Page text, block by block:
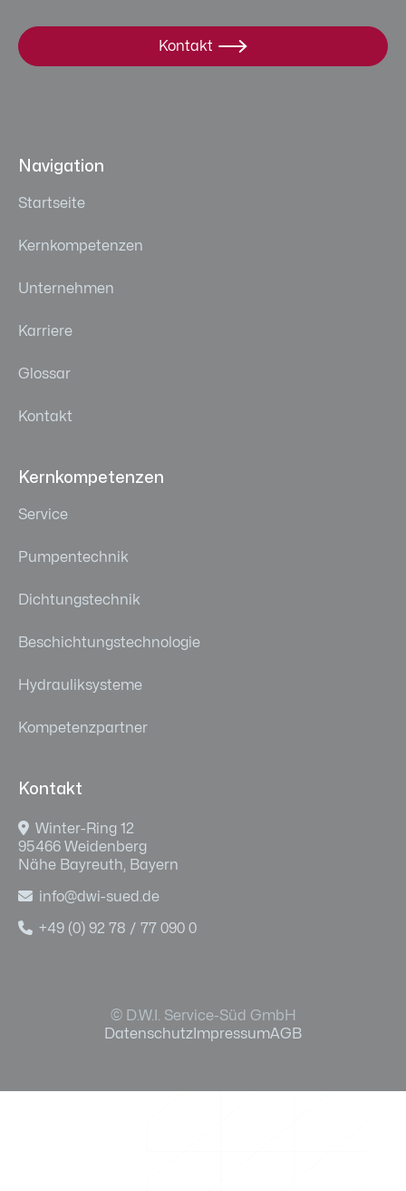
Kontakt 
Navigation
Startseite
Kernkompetenzen
Unternehmen
Karriere
Glossar
Kontakt
Kernkompetenzen
Service
Pumpentechnik
Dichtungstechnik
Beschichtungstechnologie
Hydrauliksysteme
Kompetenzpartner
Kontakt
 Winter-Ring 12
95466 Weidenberg
Nähe Bayreuth, Bayern
 info@dwi-sued.de
 +49 (0) 92 78 / 77 090 0
Datenschutz ImpressumAGB
© D.W.I. Service-Süd GmbH